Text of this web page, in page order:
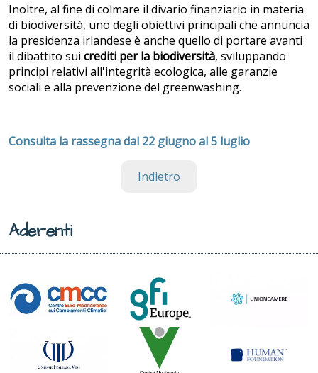
Inoltre, al fine di colmare il divario finanziario in materia
di biodiversità, uno degli obiettivi principali che annuncia
la presidenza irlandese è anche quello di portare avanti
il dibattito sui crediti per la biodiversità, sviluppando
principi relativi all'integrità ecologica, alle garanzie
sociali e alla prevenzione del greenwashing.
Consulta la rassegna dal 22 giugno al 5 luglio
Indietro
Aderenti